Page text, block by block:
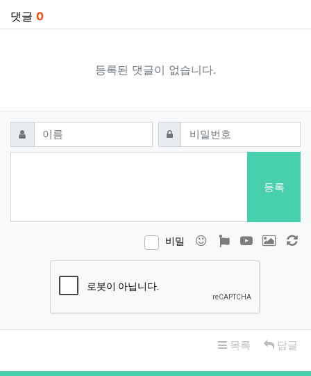
댓글 0
등록된 댓글이 없습니다.
댓글쓰기
이름 필수 비밀번호필수
등록
비밀 이모티콘폰트어썸
동영상 이미지
목록 답글